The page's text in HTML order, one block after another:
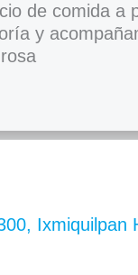
de comida a
y
Ixmiquilpan